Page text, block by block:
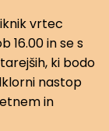
vrtec
16.00 in se s
ki bodo
nastop
in